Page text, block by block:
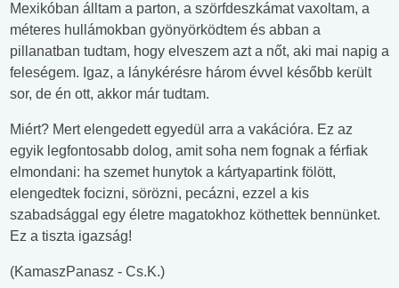
Mexikóban álltam a parton, a szörfdeszkámat vaxoltam, a
méteres hullámokban gyönyörködtem és abban a
pillanatban tudtam, hogy elveszem azt a nőt, aki mai napig a
feleségem. Igaz, a lánykérésre három évvel később került
sor, de én ott, akkor már tudtam.
Miért? Mert elengedett egyedül arra a vakációra. Ez az
egyik legfontosabb dolog, amit soha nem fognak a férfiak
elmondani: ha szemet hunytok a kártyapartink fölött,
elengedtek focizni, sörözni, pecázni, ezzel a kis
szabadsággal egy életre magatokhoz köthettek bennünket.
Ez a tiszta igazság!
(KamaszPanasz - Cs.K.)